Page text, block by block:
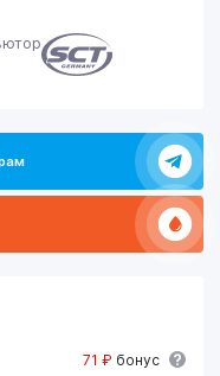
71 ₽ бонус